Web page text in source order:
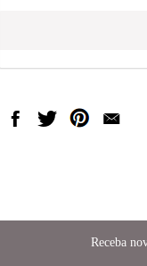
Receba